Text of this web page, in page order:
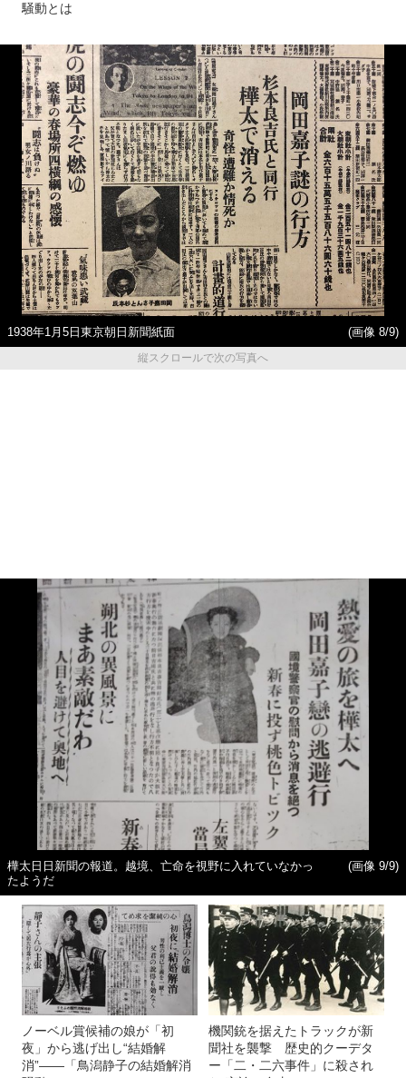
騒動とは
1938年1月5日東京朝日新聞紙面
(画像 8/9)
縦スクロールで次の写真へ
樺太日日新聞の報道。越境、亡命を視野に入れていなかっ
たようだ
(画像 9/9)
ノーベル賞候補の娘が「初
夜」から逃げ出し“結婚解
消”――「鳥潟静子の結婚解消
機関銃を据えたトラックが新
聞社を襲撃 歴史的クーデタ
ー「二・二六事件」に殺され